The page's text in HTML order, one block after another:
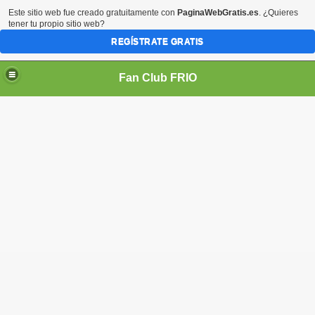
Fan Club FRIO
Este sitio web fue creado gratuitamente con PaginaWebGratis.es. ¿Quieres
tener tu propio sitio web?
REGÍSTRATE GRATIS